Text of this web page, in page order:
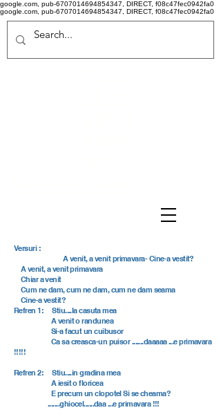
google.com, pub-6707014694854347, DIRECT, f08c47fec0942fa0
google.com, pub-6707014694854347, DIRECT, f08c47fec0942fa0
Versuri :
A venit, a venit primavara- Cine-a vestit?
A venit, a venit primavara
Chiar a venit
Cum ne dam, cum ne dam, cum ne dam seama
Cine-a vestit?
Refren 1: Stiu....la casuta mea
A venit o randunea
Si-a facut un cuibusor
Ca sa creasca-un puisor .......daaaaa ...e primavara
!!!!!
Refren 2: Stiu....in gradina mea
A iesit o floricea
E precum un clopotel Si se cheama?
.......ghiocel......daa ...e primavara !!!